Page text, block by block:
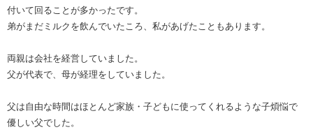
付いて回ることが多かったです。
弟がまだミルクを飲んでいたころ、私があげたこともあります。
両親は会社を経営していました。
父が代表で、母が経理をしていました。
父は自由な時間はほとんど家族・子どもに使ってくれるような子煩悩で
優しい父でした。